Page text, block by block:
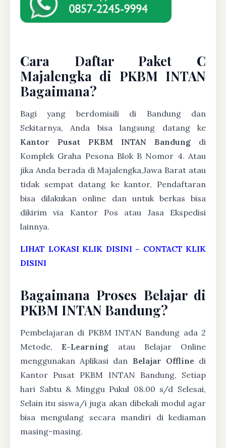
Cara Daftar Paket C
Majalengka di PKBM INTAN
Bagaimana?
Bagi yang berdomisili di Bandung dan
Sekitarnya, Anda bisa langsung datang ke
Kantor Pusat PKBM INTAN Bandung di
Komplek Graha Pesona Blok B Nomor 4. Atau
jika Anda berada di Majalengka,Jawa Barat atau
tidak sempat datang ke kantor, Pendaftaran
bisa dilakukan online dan untuk berkas bisa
dikirim via Kantor Pos atau Jasa Ekspedisi
lainnya.
LIHAT LOKASI KLIK DISINI – CONTACT KLIK
DISINI
Bagaimana Proses Belajar di
PKBM INTAN Bandung?
Pembelajaran di PKBM INTAN Bandung ada 2
Metode,E-Learning atau Belajar Online
menggunakan Aplikasi dan Belajar Offline di
Kantor Pusat PKBM INTAN Bandung, Setiap
hari Sabtu & Minggu Pukul 08.00 s/d Selesai,
Selain itu siswa/i juga akan dibekali modul agar
bisa mengulang secara mandiri di kediaman
masing-masing.